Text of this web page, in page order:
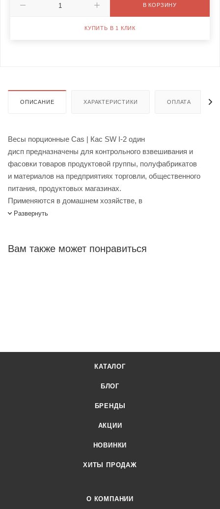
В КОРЗИНУ
КУПИТЬ В 1 КЛИК
ОПИСАНИЕ ХАРАКТЕРИСТИКИ ОПЛАТА
Весы порционные Cas | Кас SW I-2 один
дисп предназначены для контрольного взвешивания и
фасовки товаров продуктовой группы, полуфабрикатов
и материалов на предприятиях торговли, общественного
питания, продуктовых магазинах.
Применяются в домашнем хозяйстве, в
качестве кухонных весов. Особенности: определение
грузов, автоматическое отключение дисплея при перерыве
менеджеров. Лигабаршоп – это широкий ассортимент,
поставщика. Доставка осуществляется по всей России,
через корзину личного кабинета.
Развернуть
Вам также может понравиться
КАТАЛОГ
БЛОГ
БРЕНДЫ
АКЦИИ
НОВИНКИ
ХИТЫ ПРОДАЖ
О КОМПАНИИ